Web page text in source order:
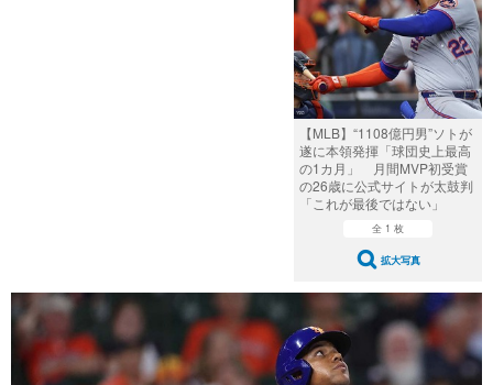
ファッション
写真
政治
【MLB】“1108億円男”ソトが
遂に本領発揮「球団史上最高
の1カ月」 月間MVP初受賞
の26歳に公式サイトが太鼓判
「これが最後ではない」
全 1 枚
拡大写真